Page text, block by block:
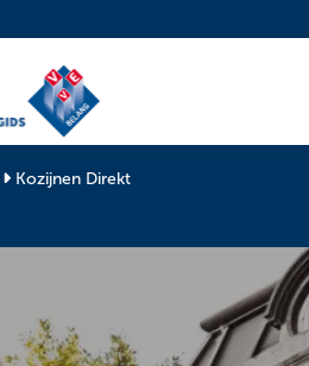
De
VvE
bedrijvengids
Kozijnen Direkt